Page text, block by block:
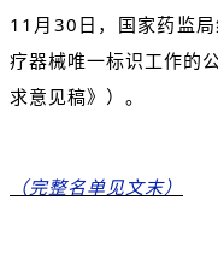
11月30日，国家药监
疗器械唯一标识工作的
求意见稿》）。
（完整名单见文末）